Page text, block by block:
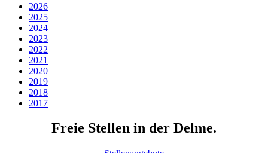
2026
2025
2024
2023
2022
2021
2020
2019
2018
2017
Freie Stellen in der Delme.